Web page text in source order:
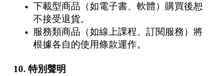
下載型商品（如電子書、軟體）購買後恕
不接受退貨。
服務類商品（如線上課程、訂閱服務）將
根據各自的使用條款運作。
10. 特別聲明